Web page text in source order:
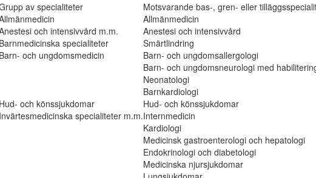
av specialiteter
Motsvarande bas-, gren- eller
Allmänmedicin
och intensivvård m.m.
Anestesi och intensivvård
Barnmedicinska specialiteter
Smärtlindring
Barn- och ungdomsmedicin
Barn- och ungdomsallergologi
Barn- och ungdomsneurologi med
Neonatologi
Barnkardiologi
Hud- och könssjukdomar
Hud- och könssjukdomar
Invärtesmedicinska specialiteter m.m.Internmedicin
Kardiologi
Medicinsk gastroenterologi och hepatologi
Endokrinologi och diabetologi
Medicinska njursjukdomar